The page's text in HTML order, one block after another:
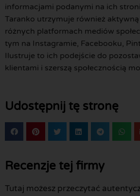
informacjami podanymi na ich
Taranko utrzymuje również
różnych platformach mediów
tym na Instagramie, Facebooku,
Ilustruje to ich podejście do
klientami i szerszą społecznością
Udostępnij tę stronę
Recenzje tej firmy
Tutaj możesz przeczytać